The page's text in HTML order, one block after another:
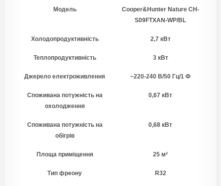
Модель
Cooper&Hunter Nature CH-
S09FTXAN-WP/BL
Холодопродуктивність 2,7 кВт
Теплопродуктивність 3 кВт
Джерело електроживлення ~220-240 В/50 Гц/1 Ф
Споживана потужність на
охолодження
0,67 кВт
Споживана потужність на
обігрів
0,68 кВт
Площа приміщення 25 м²
Тип фреону R32